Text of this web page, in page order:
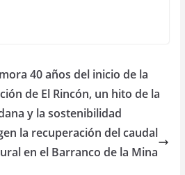
40 años del inicio de la
de El Rincón, un hito de la
y la sostenibilidad
la recuperación del caudal
en el Barranco de la Mina